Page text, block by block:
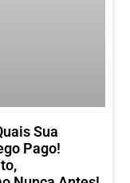
Sua
Pago!